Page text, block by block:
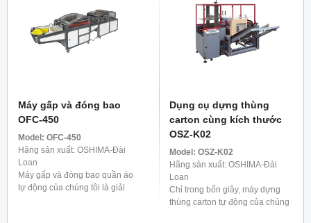
Máy gấp và đóng bao
OFC-450
Model: OFC-450
Hãng sản xuất: OSHIMA-Đài
Loan
Máy gấp và đóng bao quần áo
tự động của chúng tôi là giải
Dụng cụ dựng thùng
carton cùng kích thước
OSZ-K02
Model: OSZ-K02
Hãng sản xuất: OSHIMA-Đài
Loan
Chỉ trong bốn giây, máy dựng
thùng carton tự động của chúng